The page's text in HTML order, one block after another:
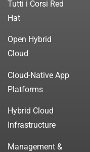
Tutti i Corsi Red
Hat
Open Hybrid
Cloud
Cloud-Native App
Platforms
Hybrid Cloud
Infrastructure
Management &